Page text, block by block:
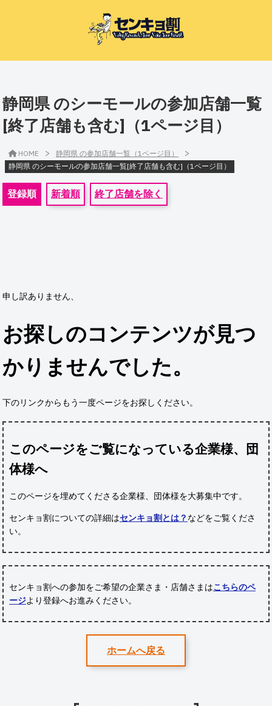
静岡県 のシーモールの参加店舗一覧
[終了店舗も含む]（1ページ目）
HOME > 静岡県 の参加店舗一覧（1ページ目） >
静岡県 のシーモールの参加店舗一覧[終了店舗も含む]（1ページ目）
登録順 新着順 終了店舗を除く
申し訳ありません、
お探しのコンテンツが見つ
かりませんでした。
下のリンクからもう一度ページをお探しください。
このページをご覧になっている企業様、団
体様へ
このページを埋めてくださる企業様、団体様を大募集中です。
センキョ割についての詳細はセンキョ割とは？ などをご覧くださ
い。
センキョ割への参加をご希望の企業さま・店舗さまはこちらのペ
ージより登録へお進みください。
ホームへ戻る